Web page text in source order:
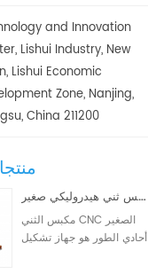
and Innovation
Lishui Industry, New
Lishui Economic
Zone, Nanjing,
China 211200
مكبس ثني هيدروليكي صغير WD67K 30T-1000 ثنائي/ثلاثي المحاور CNC
مكبس الثني CNC الصغير
أحادي الطور هو جهاز تشكيل